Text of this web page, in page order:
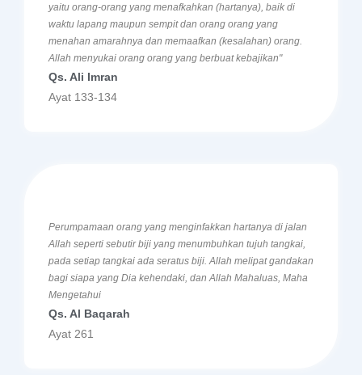
yaitu orang-orang yang menafkahkan (hartanya), baik di
waktu lapang maupun sempit dan orang orang yang
menahan amarahnya dan memaafkan (kesalahan) orang.
Allah menyukai orang orang yang berbuat kebajikan"
Qs. Ali Imran
Ayat 133-134
Perumpamaan orang yang menginfakkan hartanya di jalan
Allah seperti sebutir biji yang menumbuhkan tujuh tangkai,
pada setiap tangkai ada seratus biji. Allah melipat gandakan
bagi siapa yang Dia kehendaki, dan Allah Mahaluas, Maha
Mengetahui
Qs. Al Baqarah
Ayat 261